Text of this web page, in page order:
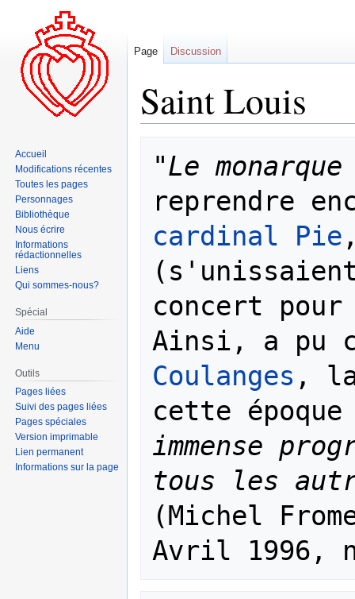
Saint Louis
navigation
recherche
"Le
cardinal Pie
concert
Ainsi, a pu
Coulanges ,
cette
immense
tous les
(Michel
Page Discussion
Accueil
Modifications récentes
Toutes les pages
Personnages
Bibliothèque
Nous écrire
Informations
rédactionnelles
Liens
Qui sommes-nous?
Spécial
Aide
Menu
Outils
Pages liées
Suivi des pages liées
Pages spéciales
Version imprimable
Lien permanent
Informations sur la page